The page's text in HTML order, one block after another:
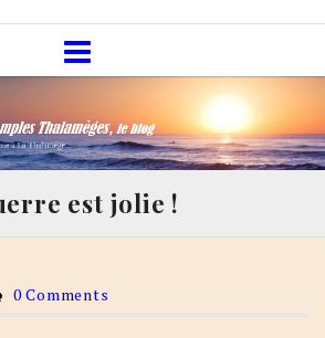
Orchades, les Amples
le blog
est jolie !
0 Comments